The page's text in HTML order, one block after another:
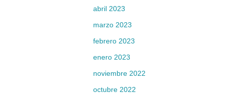
abril 2023
marzo 2023
febrero 2023
enero 2023
noviembre 2022
octubre 2022